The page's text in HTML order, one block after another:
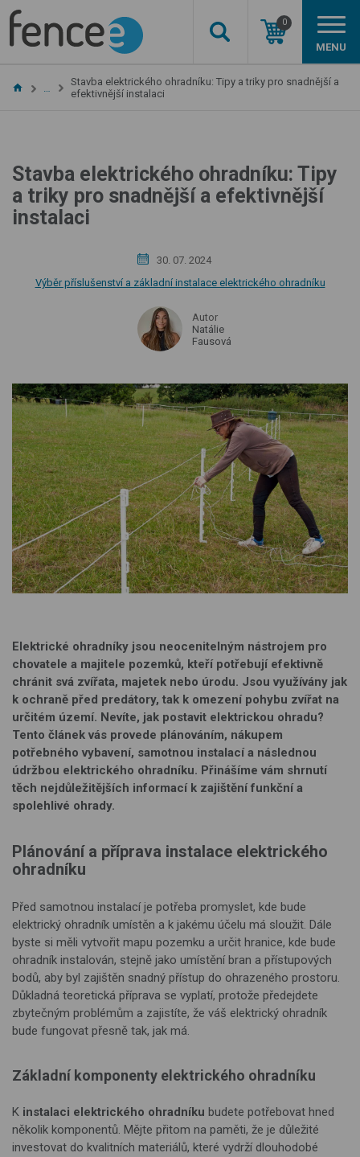
0
MENU
…
Stavba elektrického ohradníku: Tipy a triky pro snadnější a
efektivnější instalaci
Stavba elektrického ohradníku: Tipy
a triky pro snadnější a efektivnější
instalaci
30. 07. 2024
Výběr příslušenství a základní instalace elektrického ohradníku
Autor
Natálie
Fausová
Elektrické ohradníky jsou neocenitelným nástrojem pro
chovatele a majitele pozemků, kteří potřebují efektivně
chránit svá zvířata, majetek nebo úrodu. Jsou využívány jak
k ochraně před predátory, tak k omezení pohybu zvířat na
určitém území. Nevíte, jak postavit elektrickou ohradu?
Tento článek vás provede plánováním, nákupem
potřebného vybavení, samotnou instalací a následnou
údržbou elektrického ohradníku. Přinášíme vám shrnutí
těch nejdůležitějších informací k zajištění funkční a
spolehlivé ohrady.
Plánování a příprava instalace elektrického
ohradníku
Před samotnou instalací je potřeba promyslet, kde bude
elektrický ohradník umístěn a k jakému účelu má sloužit. Dále
byste si měli vytvořit mapu pozemku a určit hranice, kde bude
ohradník instalován, stejně jako umístění bran a přístupových
bodů, aby byl zajištěn snadný přístup do ohrazeného prostoru.
Důkladná teoretická příprava se vyplatí, protože předejdete
zbytečným problémům a zajistíte, že váš elektrický ohradník
bude fungovat přesně tak, jak má.
Základní komponenty elektrického ohradníku
K instalaci elektrického ohradníku budete potřebovat hned
několik komponentů. Mějte přitom na paměti, že je důležité
investovat do kvalitních materiálů, které vydrží dlouhodobé